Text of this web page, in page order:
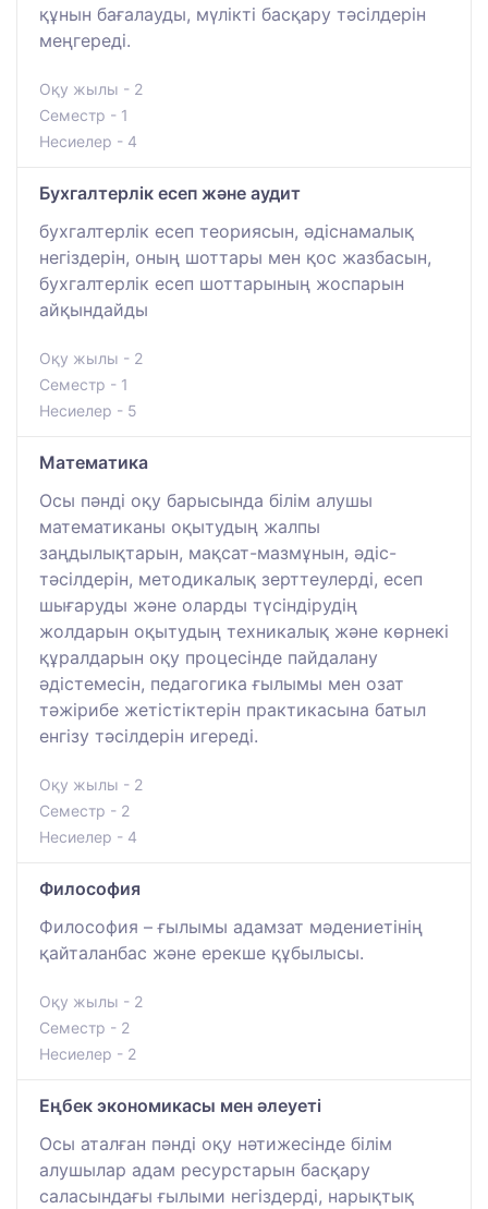
құнын бағалауды, мүлікті басқару тәсілдерін
меңгереді.
Оқу жылы - 2
Семестр - 1
Несиелер - 4
Бухгалтерлік есеп және аудит
бухгалтерлік есеп теориясын, әдіснамалық
негіздерін, оның шоттары мен қос жазбасын,
бухгалтерлік есеп шоттарының жоспарын
айқындайды
Оқу жылы - 2
Семестр - 1
Несиелер - 5
Математика
Осы пәнді оқу барысында білім алушы
математиканы оқытудың жалпы
заңдылықтарын, мақсат-мазмұнын, әдіс-
тәсілдерін, методикалық зерттеулерді, есеп
шығаруды және оларды түсіндірудің
жолдарын оқытудың техникалық және көрнекі
құралдарын оқу процесінде пайдалану
әдістемесін, педагогика ғылымы мен озат
тәжірибе жетістіктерін практикасына батыл
енгізу тәсілдерін игереді.
Оқу жылы - 2
Семестр - 2
Несиелер - 4
Философия
Философия – ғылымы адамзат мәдениетінің
қайталанбас және ерекше құбылысы.
Оқу жылы - 2
Семестр - 2
Несиелер - 2
Еңбек экономикасы мен әлеуеті
Осы аталған пәнді оқу нәтижесінде білім
алушылар адам ресурстарын басқару
саласындағы ғылыми негіздерді, нарықтық